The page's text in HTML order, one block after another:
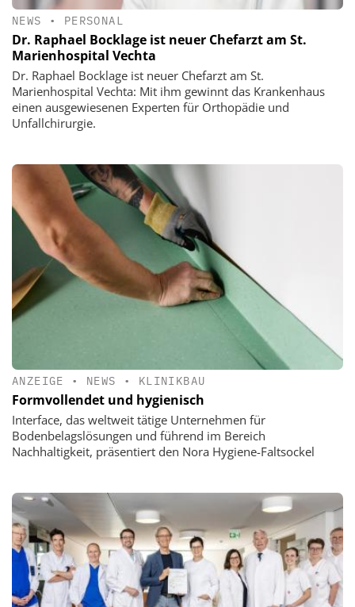
NEWS • PERSONAL
Dr. Raphael Bocklage ist neuer Chefarzt am St.
Marienhospital Vechta
Dr. Raphael Bocklage ist neuer Chefarzt am St.
Marienhospital Vechta: Mit ihm gewinnt das Krankenhaus
einen ausgewiesenen Experten für Orthopädie und
Unfallchirurgie.
ANZEIGE • NEWS • KLINIKBAU
Formvollendet und hygienisch
Interface, das weltweit tätige Unternehmen für
Bodenbelagslösungen und führend im Bereich
Nachhaltigkeit, präsentiert den Nora Hygiene-Faltsockel